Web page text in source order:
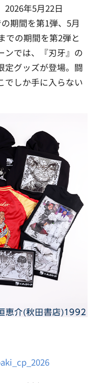
年5月22日
期間を第1弾、5月
での期間を第2弾と
ンでは、『刃牙』の
定グッズが登場。闘
でしか手に入らない